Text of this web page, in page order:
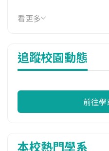
114年學費
16,950 元/學期
10,620 元/學期
114年註冊率
113學年度下學期
看更多
追蹤校園動態
前往學
本校熱門學系